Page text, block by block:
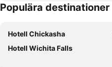
Populära destinationer
Hotell Chickasha
Hotell Wichita Falls